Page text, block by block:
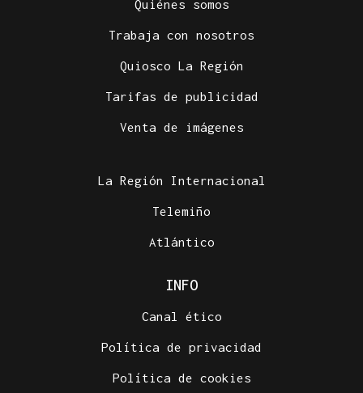
Quiénes somos
Trabaja con nosotros
Quiosco La Región
Tarifas de publicidad
Venta de imágenes
La Región Internacional
Telemiño
Atlántico
INFO
Canal ético
Política de privacidad
Política de cookies